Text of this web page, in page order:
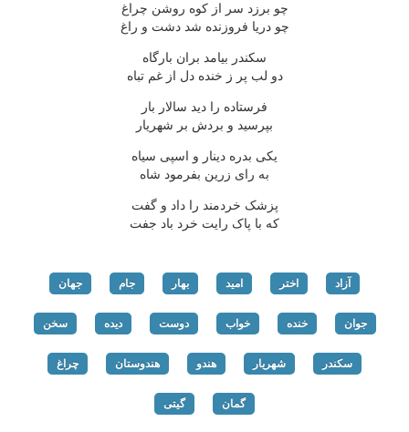
چو برزد سر از کوه روشن چراغ
چو دریا فروزنده شد دشت و راغ
سکندر بیامد بران بارگاه
دو لب پر ز خنده دل از غم تباه
فرستاده را دید سالار بار
بپرسید و بردش بر شهریار
یکی بدره دینار و اسپی سیاه
به رای زرین بفرمود شاه
پزشک خردمند را داد و گفت
که با پاک رایت خرد باد جفت
آزاد اختر امید بهار جام جهان
جوان خنده خواب دوست دیده سخن
سکندر شهریار هندو هندوستان چراغ
گمان گیتی